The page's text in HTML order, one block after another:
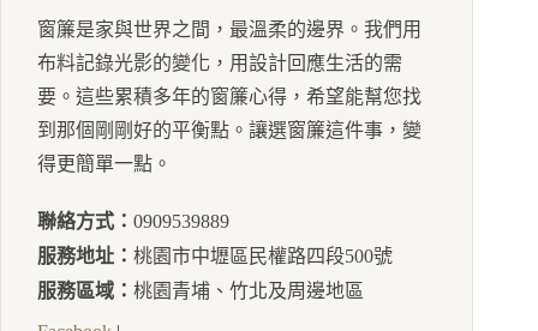
窗簾是家與世界之間，最溫柔的邊界。我們用
布料記錄光影的變化，用設計回應生活的需
要。這些累積多年的窗簾心得，希望能幫您找
到那個剛剛好的平衡點。讓選窗簾這件事，變
得更簡單一點。
聯絡方式： 0909539889
服務地址： 桃園市中壢區民權路四段500號
服務區域： 桃園青埔、竹北及周邊地區